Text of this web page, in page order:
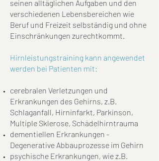
seinen alltäglichen Aufgaben und den
verschiedenen Lebensbereichen wie
Beruf und Freizeit selbständig und ohne
Einschränkungen zurechtkommt.
Hirnleistungstraining kann angewendet
werden bei Patienten mit:
cerebralen Verletzungen und
Erkrankungen des Gehirns, z.B.
Schlaganfall, Hirninfarkt, Parkinson,
Multiple Sklerose, Schädelhirntrauma
dementiellen Erkrankungen -
Degenerative Abbauprozesse im Gehirn
psychische Erkrankungen, wie z.B.